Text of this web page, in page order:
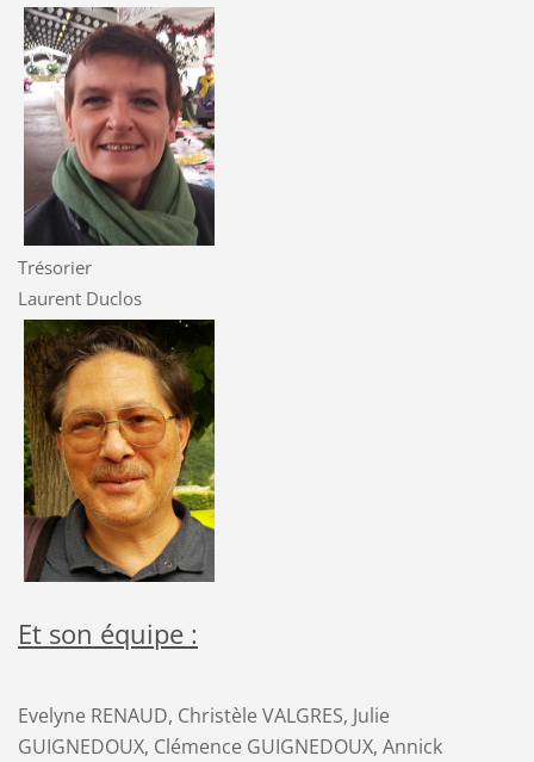
Trésorier
Laurent Duclos
Et son équipe :
Evelyne RENAUD, Christèle VALGRES, Julie
GUIGNEDOUX, Clémence GUIGNEDOUX, Annick